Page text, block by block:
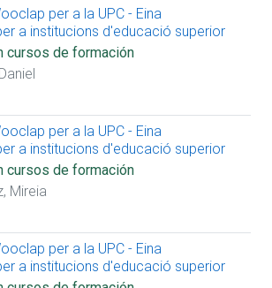
de trabajo en congreso
de revista (temática docente)
de innovación docente
de conferencia
R+D+I competitivo
per a la UPC - Eina
a institucions d'educació superior
cursos de formación
per a la UPC - Eina
a institucions d'educació superior
cursos de formación
Mireia
per a la UPC - Eina
a institucions d'educació superior